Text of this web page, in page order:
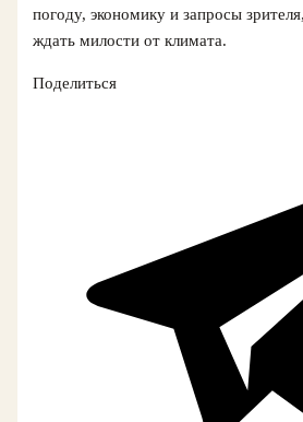
погоду, экономику и запросы
ждать милости от климата.
Поделиться